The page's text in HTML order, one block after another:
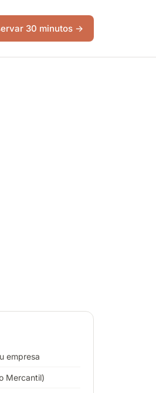
30 minutos →
empresa
Mercantil)